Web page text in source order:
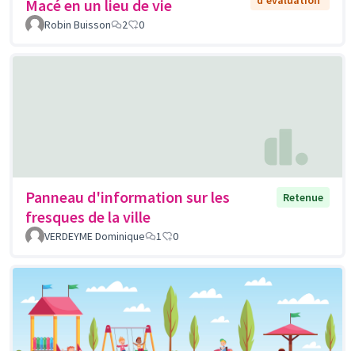
Macé en un lieu de vie
Robin Buisson
2 0
Panneau d'information sur les
fresques de la ville
Retenue
VERDEYME Dominique 1 0